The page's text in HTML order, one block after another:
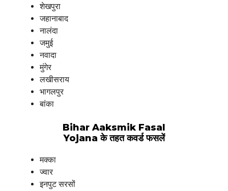
शेखपुरा
जहानाबाद
नालंदा
जमुई
नवादा
मुंगेर
लखीसराय
भागलपुर
बांका
Bihar Aaksmik Fasal
Yojana के तहत कवर्ड फसलें
मक्का
ज्वार
इनपुट सरसों